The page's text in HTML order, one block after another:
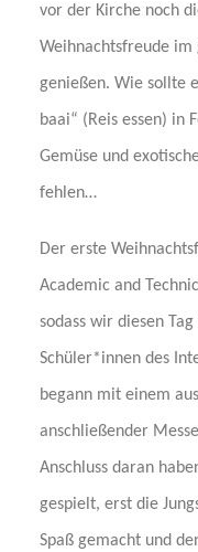
vor der Kirche noch
Weihnachtsfreude im
genießen. Wie sollte
baai“ (Reis essen) in
Gemüse und
fehlen…
Der erste
Academic and
sodass wir diesen
Schüler*innen des
begann mit einem
anschließender
Anschluss daran
gespielt, erst die
Spaß gemacht und